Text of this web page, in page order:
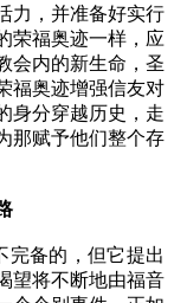
力，并准备好实行
荣福奥迹一样，应
会内的新生命，圣
福奥迹增强信友对
身分穿越历史，走
那赋予他们整个存
完备的，但它提出
望将不断地由福音